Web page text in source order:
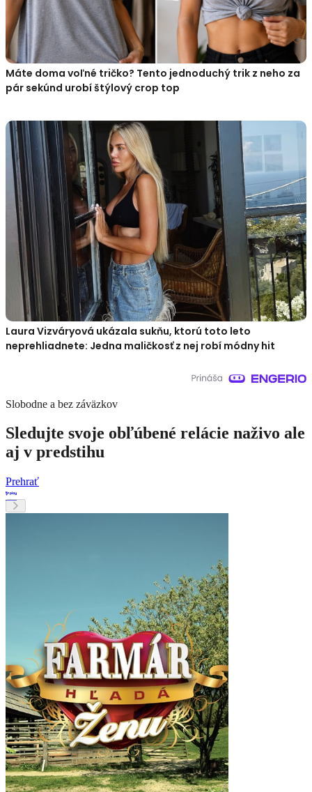
Máte doma voľné tričko? Tento jednoduchý trik z neho za
pár sekúnd urobí štýlový crop top
Laura Vizváryová ukázala sukňu, ktorú toto leto
neprehliadnete: Jedna maličkosť z nej robí módny hit
Slobodne a bez záväzkov
Sledujte svoje obľúbené relácie naživo ale
aj v predstihu
Prehrať